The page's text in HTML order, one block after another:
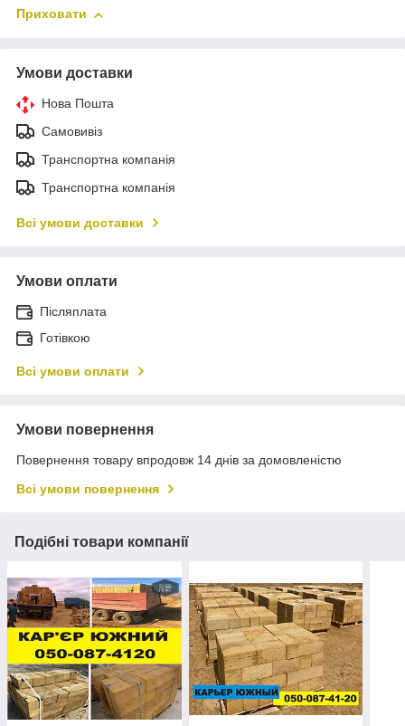
Приховати
Умови доставки
Нова Пошта
Самовивіз
Транспортна компанія
Транспортна компанія
Всі умови доставки
Умови оплати
Післяплата
Готівкою
Всі умови оплати
Умови повернення
Повернення товару впродовж 14 днів за домовленістю
Всі умови повернення
Подібні товари компанії